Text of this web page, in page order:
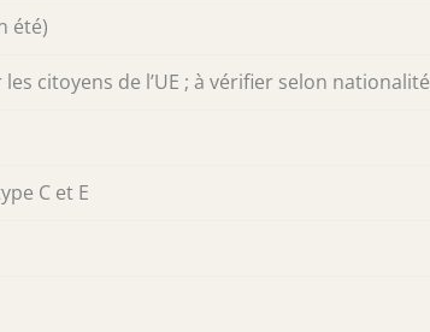
été)
citoyens de l’UE ; à vérifier selon nationalité
C et E